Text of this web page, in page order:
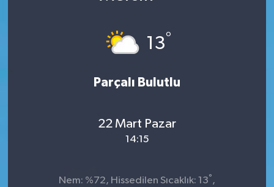
13°
Parçalı Bulutlu
22 Mart Pazar
14:15
Nem: %72, Hissedilen Sıcaklık: 13° ,